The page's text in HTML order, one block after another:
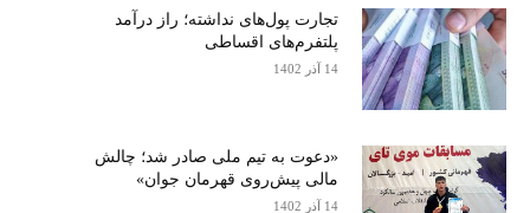
تجارت پول‌های نداشته؛ راز درآمد
پلتفرم‌های اقساطی
14 آذر 1402
«دعوت به تیم ملی صادر شد؛ چالش
مالی پیش‌روی قهرمان جوان»
14 آذر 1402